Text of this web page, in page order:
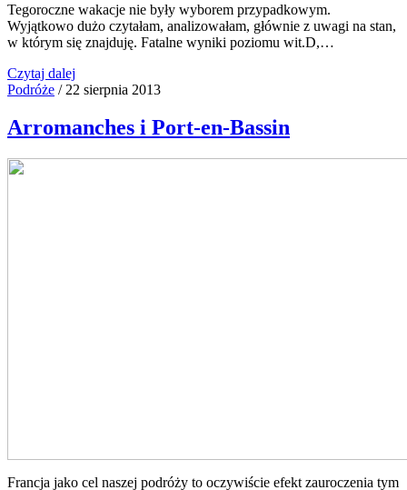
Tegoroczne wakacje nie były wyborem przypadkowym.
Wyjątkowo dużo czytałam, analizowałam, głównie z uwagi na stan,
w którym się znajduję. Fatalne wyniki poziomu wit.D,…
Czytaj dalej
Podróże / 22 sierpnia 2013
Arromanches i Port-en-Bassin
Francja jako cel naszej podróży to oczywiście efekt zauroczenia tym